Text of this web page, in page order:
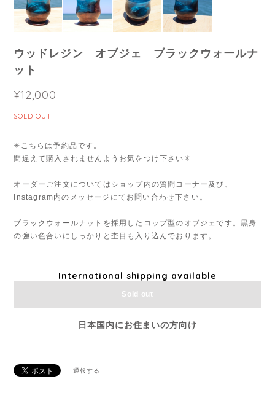
ウッドレジン オブジェ ブラックウォールナ
ット
¥12,000
SOLD OUT
✳︎こちらは予約品です。
間違えて購入されませんようお気をつけ下さい✳︎
オーダーご注文についてはショップ内の質問コーナー及び、
Instagram内のメッセージにてお問い合わせ下さい。
ブラックウォールナットを採用したコップ型のオブジェです。黒身
の強い色合いにしっかりと杢目も入り込んでおります。
International shipping available
Sold out
日本国内にお住まいの方向け
通報する